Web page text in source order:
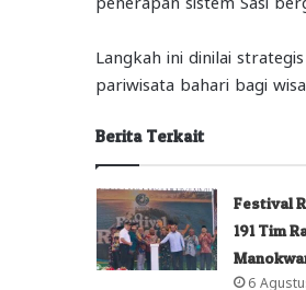
Langkah ini dinilai
pariwisata bahari bagi
Berita Terkait
Festival
191 Tim
6